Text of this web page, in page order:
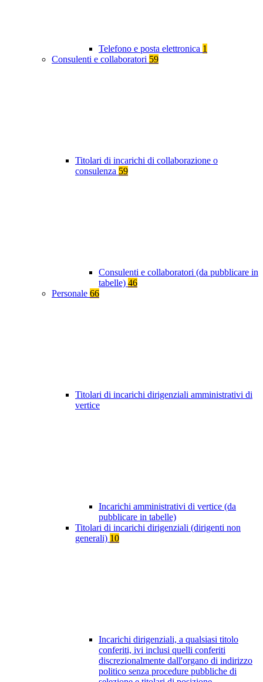
Telefono e posta elettronica 1
Consulenti e collaboratori 59
Titolari di incarichi di collaborazione o
consulenza 59
Consulenti e collaboratori (da pubblicare in
tabelle) 46
Personale 66
Titolari di incarichi dirigenziali amministrativi di
vertice
Incarichi amministrativi di vertice (da
pubblicare in tabelle)
Titolari di incarichi dirigenziali (dirigenti non
generali) 10
Incarichi dirigenziali, a qualsiasi titolo
conferiti, ivi inclusi quelli conferiti
discrezionalmente dall'organo di indirizzo
politico senza procedure pubbliche di